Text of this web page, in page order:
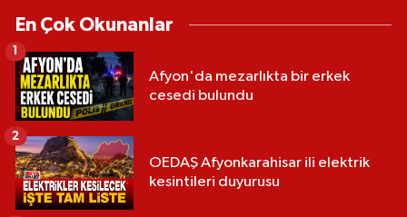
En Çok Okunanlar
Afyon'da mezarlıkta bir erkek
cesedi bulundu
1
OEDAŞ Afyonkarahisar ili elektrik
kesintileri duyurusu
2